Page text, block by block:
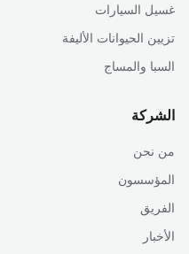
غسيل السيارات
تزيين الحيوانات الأليفة
السبا والمساج
الشركة
من نحن
المؤسسون
الفريق
الأخبار